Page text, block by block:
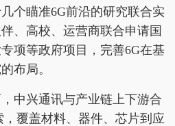
个瞄准6G前沿的研究联合实
、高校、运营商联合申请国
项等政府项目，完善6G在基
布局。
中兴通讯与产业链上下游合
覆盖材料、器件、芯片到应